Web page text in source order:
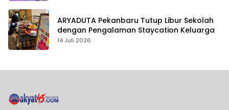
ARYADUTA Pekanbaru Tutup Libur Sekolah
dengan Pengalaman Staycation Keluarga
14 Juli 2026